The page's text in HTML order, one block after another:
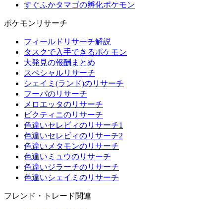
すぐふかタマゴの孵化ポケモン
ポケモンリサーチ
フィールドリサーチ解説
タスクで入手できるポケモン
大発見の報酬まとめ
スペシャルリサーチ
シェイミ(ランド)のリサーチ
フーパのリサーチ
メロエッタのリサーチ
ビクティニのリサーチ
色違いセレビィのリサーチ1
色違いセレビィのリサーチ2
色違いメタモンのリサーチ
色違いミュウのリサーチ
色違いジラーチのリサーチ
色違いシェイミのリサーチ
フレンド・トレード関連